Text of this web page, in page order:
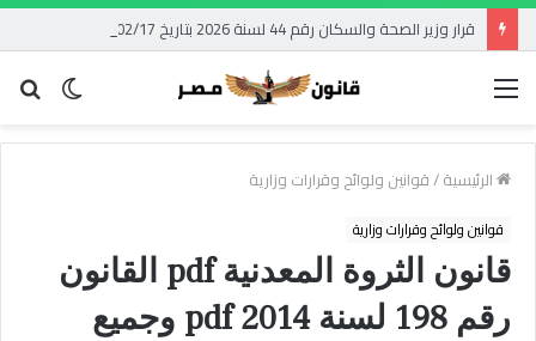
الوضع
القائمة
الرئيسية/قوانين ولوائح وقرارات وزارية
قوانين ولوائح وقرارات وزارية
قانون الثروة المعدنية pdf القانون
رقم 198 لسنة 2014 pdf وجميع